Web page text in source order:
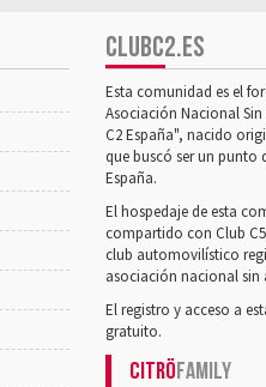
CLUBC2.ES
Esta comunidad es el
Asociación Nacional
C2 España", nacido
que buscó ser un punto
España.
El hospedaje de esta
compartido con Club
club automovilístico
asociación nacional sin
El registro y acceso a
gratuito.
CitröFamily